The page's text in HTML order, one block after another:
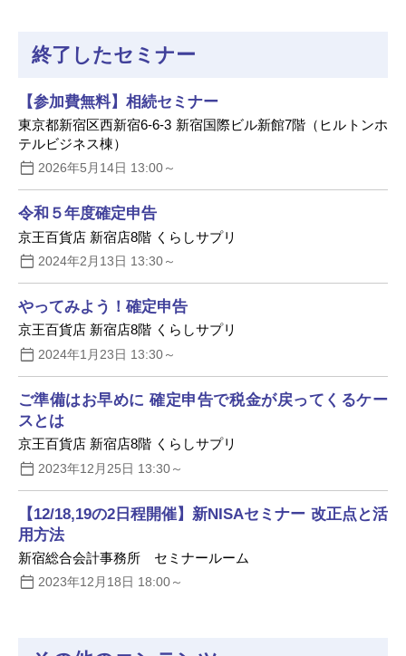
終了したセミナー
【参加費無料】相続セミナー
東京都新宿区西新宿6-6-3 新宿国際ビル新館7階（ヒルトンホ
テルビジネス棟）
2026年5月14日 13:00～
令和５年度確定申告
京王百貨店 新宿店8階 くらしサプリ
2024年2月13日 13:30～
やってみよう！確定申告
京王百貨店 新宿店8階 くらしサプリ
2024年1月23日 13:30～
ご準備はお早めに 確定申告で税金が戻ってくるケー
スとは
京王百貨店 新宿店8階 くらしサプリ
2023年12月25日 13:30～
【12/18,19の2日程開催】新NISAセミナー 改正点と活
用方法
新宿総合会計事務所 セミナールーム
2023年12月18日 18:00～